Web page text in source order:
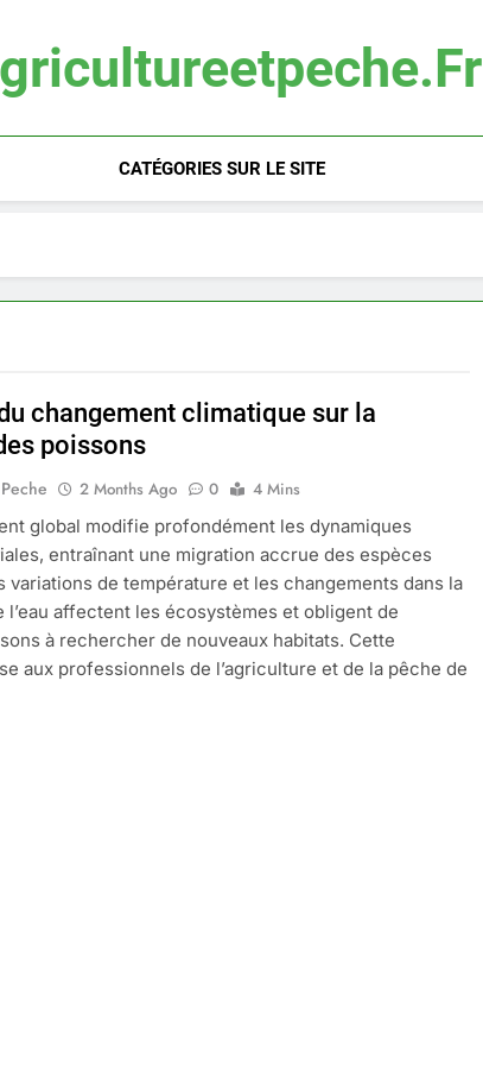
CATÉGORIES SUR LE SITE
changement climatique sur la
poissons
2 Months Ago 0
4 Mins
global modifie profondément les dynamiques
entraînant une migration accrue des espèces
variations de température et les changements dans la
l’eau affectent les écosystèmes et obligent de
à rechercher de nouveaux habitats. Cette
aux professionnels de l’agriculture et de la pêche de